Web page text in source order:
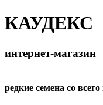
КАУДЕКС
интернет-магазин
редкие семена со